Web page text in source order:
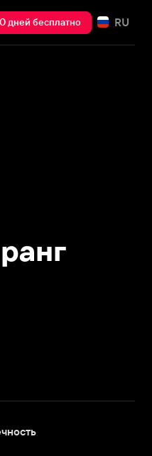
дней бесплатно RU